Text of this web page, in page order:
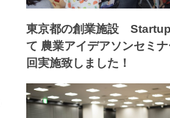
東京都の創業施設
て 農業アイデアソンセミ
回実施致しました！